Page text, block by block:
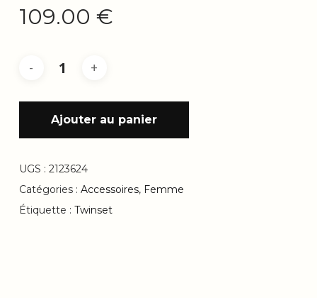
109.00 €
Ajouter au panier
UGS : 2123624
Catégories : Accessoires, Femme
Étiquette : Twinset